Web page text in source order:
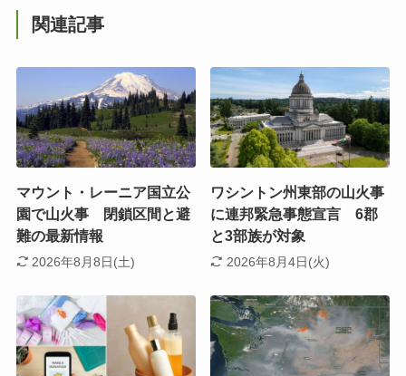
関連記事
マウント・レーニア国立公
園で山火事 閉鎖区間と避
難の最新情報
2026年8月8日(土)
ワシントン州東部の山火事
に連邦緊急事態宣言 6郡
と3部族が対象
2026年8月4日(火)